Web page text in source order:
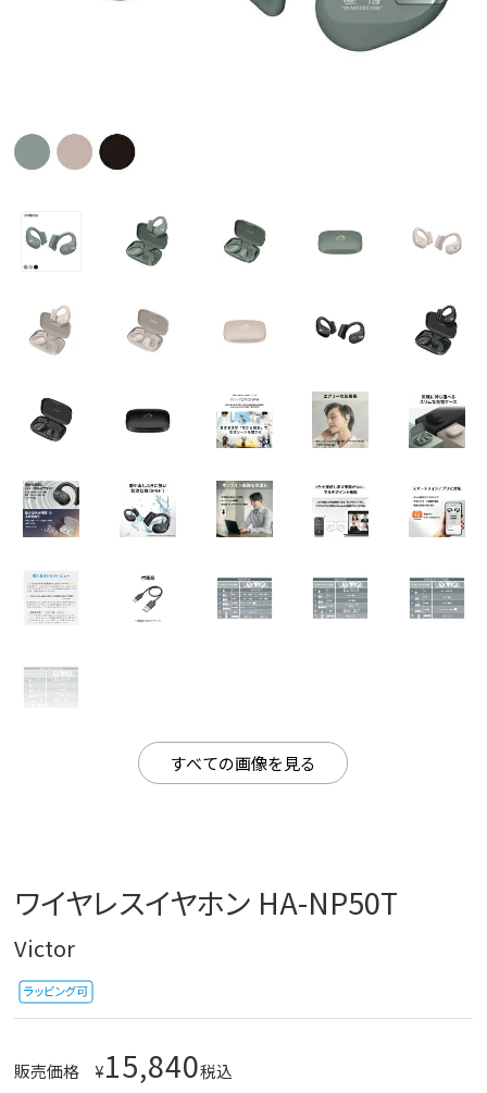
すべての画像を見る
ワイヤレスイヤホン HA-NP50T
Victor
販売価格 ¥15,840税込